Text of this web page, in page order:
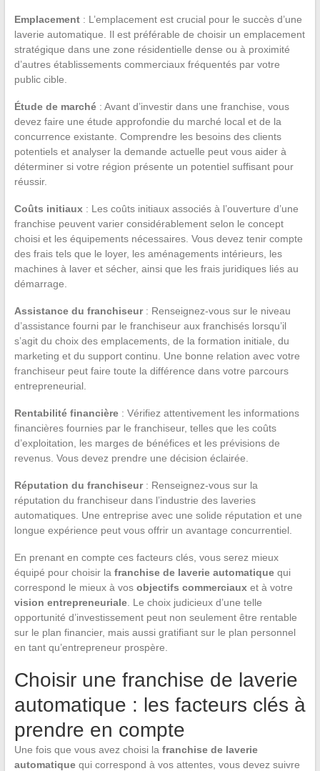
Emplacement: L’emplacement est crucial pour le succès d’une
laverie automatique. Il est préférable de choisir un emplacement
stratégique dans une zone résidentielle dense ou à proximité
d’autres établissements commerciaux fréquentés par votre
public cible.
Étude de marché: Avant d’investir dans une franchise, vous
devez faire une étude approfondie du marché local et de la
concurrence existante. Comprendre les besoins des clients
potentiels et analyser la demande actuelle peut vous aider à
déterminer si votre région présente un potentiel suffisant pour
réussir.
Coûts initiaux: Les coûts initiaux associés à l’ouverture d’une
franchise peuvent varier considérablement selon le concept
choisi et les équipements nécessaires. Vous devez tenir compte
des frais tels que le loyer, les aménagements intérieurs, les
machines à laver et sécher, ainsi que les frais juridiques liés au
démarrage.
Assistance du franchiseur: Renseignez-vous sur le niveau
d’assistance fourni par le franchiseur aux franchisés lorsqu’il
s’agit du choix des emplacements, de la formation initiale, du
marketing et du support continu. Une bonne relation avec votre
franchiseur peut faire toute la différence dans votre parcours
entrepreneurial.
Rentabilité financière: Vérifiez attentivement les informations
financières fournies par le franchiseur, telles que les coûts
d’exploitation, les marges de bénéfices et les prévisions de
revenus. Vous devez prendre une décision éclairée.
Réputation du franchiseur: Renseignez-vous sur la
réputation du franchiseur dans l’industrie des laveries
automatiques. Une entreprise avec une solide réputation et une
longue expérience peut vous offrir un avantage concurrentiel.
En prenant en compte ces facteurs clés, vous serez mieux
équipé pour choisir la franchise de laverie automatiquequi
correspond le mieux à vos objectifs commerciauxet à votre
vision entrepreneuriale. Le choix judicieux d’une telle
opportunité d’investissement peut non seulement être rentable
sur le plan financier, mais aussi gratifiant sur le plan personnel
en tant qu’entrepreneur prospère.
Choisir une franchise de laverie
automatique : les facteurs clés à
prendre en compte
Une fois que vous avez choisi la franchise de laverie
automatiquequi correspond à vos attentes, vous devez suivre